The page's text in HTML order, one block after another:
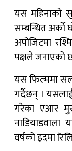
यस महिनाको
सम्बन्धित अर्को
अपोजिटमा
पक्षले जनाएको
यस फिल्ममा
गर्दैछन् ।
गरेका एआर
वर्षको इदमा